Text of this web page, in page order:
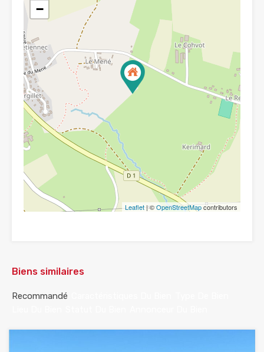
−
Leaflet | ©OpenStreetMapcontributors
Biens similaires
Recommandé